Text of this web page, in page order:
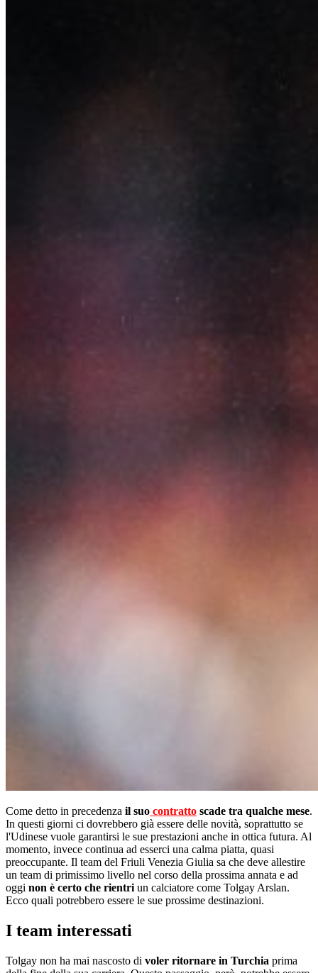
Come detto in precedenza il suo contratto scade tra qualche mese.
In questi giorni ci dovrebbero già essere delle novità, soprattutto se
l'Udinese vuole garantirsi le sue prestazioni anche in ottica futura. Al
momento, invece continua ad esserci una calma piatta, quasi
preoccupante. Il team del Friuli Venezia Giulia sa che deve allestire
un team di primissimo livello nel corso della prossima annata e ad
oggi non è certo che rientri un calciatore come Tolgay Arslan.
Ecco quali potrebbero essere le sue prossime destinazioni.
I team interessati
Tolgay non ha mai nascosto di voler ritornare in Turchia prima